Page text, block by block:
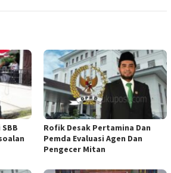
Rofik Desak Pertamina Dan
Pemda Evaluasi Agen Dan
Pengecer Mitan